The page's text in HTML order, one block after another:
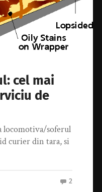
cel mai
de
locomotiva/soferul
curier din tara, si
2